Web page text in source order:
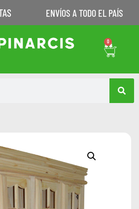
ENVÍOS A TODO EL PAÍS
0